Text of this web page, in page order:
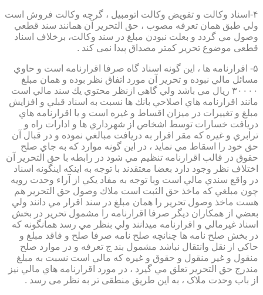
۴-اسناد وكالت و تفويض وكالت اتومبيل ، گرچه وكالت فروش است
ولي طبق همان تعرفه مصوب ، حق التحرير آن همانند سند قطعي
وصول مي گردد و بعلت نبودن مبلغ در سند وكالت، برخلاف اسناد
قطعی موضوع تحریر کمتر مصداق پیدا نمی کند .
۵- اقرارنامه ها ، اين گونه اسناد گاه صرفا اقرارنامه است و حاوي
مسائل مالي نبوده و تحرير آن مورد اتفاق نظر بوده و همان مبلغ
۳۰۰۰۰ ريال مي باشد ولي گاهي ازنظر محتوي يك سند مالي است
مانند اقرارنامه هاي اصلاحي بانك ها نسبت به اسناد قبلي و افزايش
مبلغ و تغييرات در ميزان اقساط و غيره است و يا اقرارنامه هاي
دريافت خسارات توسط اشخاص از شهرداري ها و ادارات راه و
ترابري و غيره كه مقر اقرار به دريافت مبالغي نموده و در قبال آن
حق خود را اسقاط مي نمايد ، در اين گونه موارد كه به جاي صلح
حقوق در قالب اقرارنامه تنظيم مي شود در رابطه با حق التحرير آن
اختلاف نظر وجود دارد بعضا معتقدند با توجه به اينكه اينگونه اسناد
در واقع سندي مالي است وبا توجه به مفاد يكي از آراء وحدت رويه
چون مبلغي كه ماخذ حق الثبت است ملاك وصول حق التحرير هم
هست ماخذ وصول تحرير را همان مبلغ در سند اقرار مي دانند ولي
بعضي از همكاران ديگر صرفا اقرارنامه را مشمول تحرير در بخش
اسناد غيرمالي و اقرارنامه ميدانند ولي بنظر مي رسد همانگونه كه
در بخش صلح نامه ها چنانچه صلح نامه صرفا صلح و فاقد مبلغ و
حاكي از نقل وانتقال نباشد مشمول بند ج تعرفه و در موارد صلح
منقول و غير منقول و حقوق و غيره كه مالي است نسبت به مبلغ
مندرج حق التحرير تعلق مي گيرد ، در مورد اقرارنامه هاي مالي نيز
از باب وحدت ملاک ، به این طریق منطقی تر به نظر می رسد .